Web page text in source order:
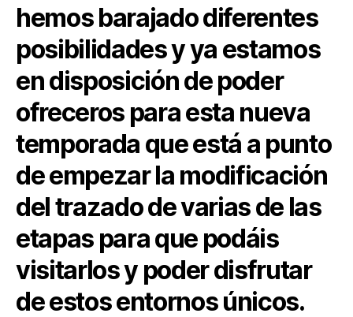
hemos barajado diferentes
posibilidades y ya estamos
en disposición de poder
ofreceros para esta nueva
temporada que está a punto
de empezar la modificación
del trazado de varias de las
etapas para que podáis
visitarlos y poder disfrutar
de estos entornos únicos.